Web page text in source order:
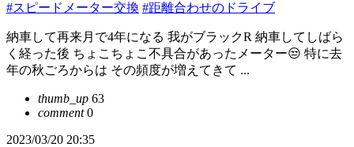
#スピードメーター交換 #距離合わせのドライブ
納車して再来月で4年になる 我がブラックR 納車してしばら
く経った後 ちょこちょこ不具合があったメーター😒 特に去
年の秋ごろからは その頻度が増えてきて ...
thumb_up 63
comment0
2023/03/20 20:35